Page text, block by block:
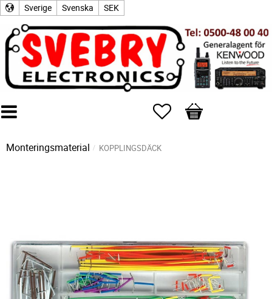
Sverige Svenska SEK
Favoriter
Kundvagn
Monteringsmaterial KOPPLINGSDÄCK